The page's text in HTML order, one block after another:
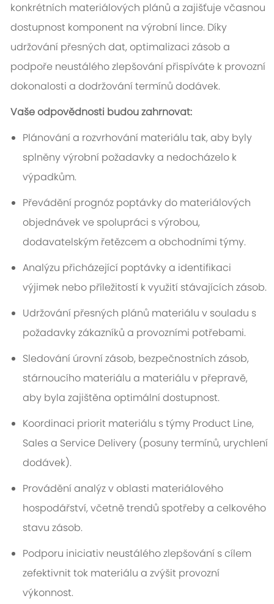
konkrétních materiálových plánů a zajišťuje včasnou
dostupnost komponent na výrobní lince. Díky
udržování přesných dat, optimalizaci zásob a
podpoře neustálého zlepšování přispíváte k provozní
dokonalosti a dodržování termínů dodávek.
Vaše odpovědnosti budou zahrnovat:
Plánování a rozvrhování materiálu tak, aby byly
splněny výrobní požadavky a nedocházelo k
výpadkům.
Převádění prognóz poptávky do materiálových
objednávek ve spolupráci s výrobou,
dodavatelským řetězcem a obchodními týmy.
Analýzu přicházející poptávky a identifikaci
výjimek nebo příležitostí k využití stávajících zásob.
Udržování přesných plánů materiálu v souladu s
požadavky zákazníků a provozními potřebami.
Sledování úrovní zásob, bezpečnostních zásob,
stárnoucího materiálu a materiálu v přepravě,
aby byla zajištěna optimální dostupnost.
Koordinaci priorit materiálu s týmy Product Line,
Sales a Service Delivery (posuny termínů, urychlení
dodávek).
Provádění analýz v oblasti materiálového
hospodářství, včetně trendů spotřeby a celkového
stavu zásob.
Podporu iniciativ neustálého zlepšování s cílem
zefektivnit tok materiálu a zvýšit provozní
výkonnost.